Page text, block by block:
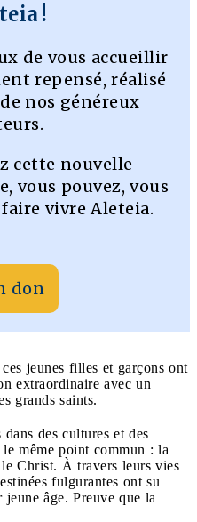
!
de vous accueillir
repensé, réalisé
nos généreux
cette nouvelle
vous pouvez, vous
vivre Aleteia.
don
jeunes filles et garçons ont
extraordinaire avec un
grands saints.
des cultures et des
même point commun : la
Christ. À travers leurs vies
fulgurantes ont su
âge. Preuve que la